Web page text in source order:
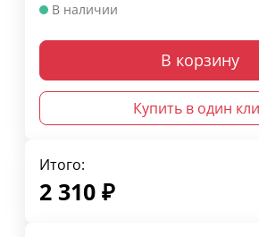
В наличии
В корзину
Купить в один
Итого:
2 310 ₽